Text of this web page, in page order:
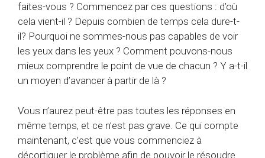
faites-vous ? Commencez par ces questions : d’où
cela vient-il ? Depuis combien de temps cela dure-t-
il? Pourquoi ne sommes-nous pas capables de voir
les yeux dans les yeux ? Comment pouvons-nous
mieux comprendre le point de vue de chacun ? Y a-t-il
un moyen d’avancer à partir de là ?
Vous n’aurez peut-être pas toutes les réponses en
même temps, et ce n’est pas grave. Ce qui compte
maintenant, c’est que vous commenciez à
décortiquer le problème afin de pouvoir le résoudre